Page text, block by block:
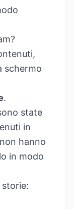
schermo
.
state
in
hanno
in modo